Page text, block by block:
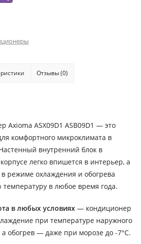
Отзывы (0)
Axioma ASX09D1 ASB09D1 — это
комфортного микроклимата в
внутренний блок в
легко впишется в интерьер, а
режиме охлаждения и обогрева
в любое время года.
в любых условиях — кондиционер
при температуре наружного
а обогрев — даже при морозе до -7°C.